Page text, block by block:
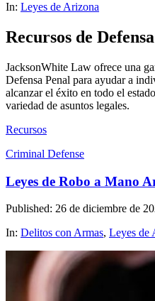
In: Leyes de Arizona
Recursos de
JacksonWhite Law ofrece una
Defensa Penal para ayudar a
alcanzar el éxito en todo el
variedad de asuntos legales.
Recursos
Criminal Defense
Leyes de Robo a Mano
Published: 26 de diciembre de
In: Delitos con Armas, Leyes de